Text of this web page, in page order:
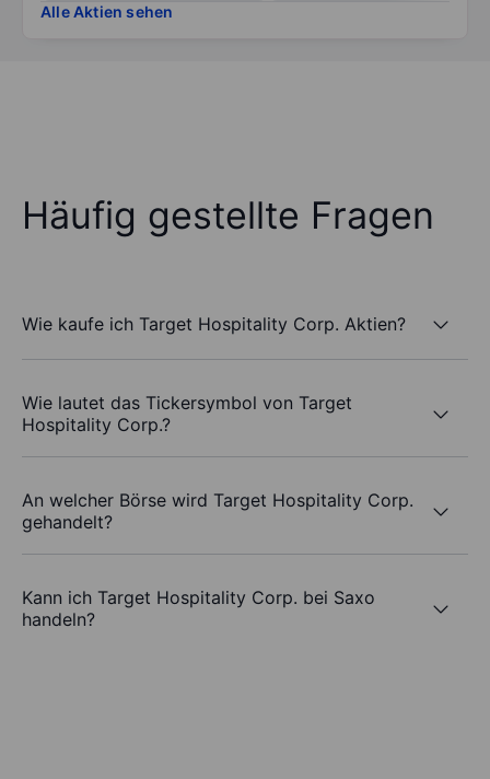
Alle Aktien sehen
Häufig gestellte Fragen
Wie kaufe ich Target Hospitality Corp. Aktien?
Wie lautet das Tickersymbol von Target
Hospitality Corp.?
An welcher Börse wird Target Hospitality Corp.
gehandelt?
Kann ich Target Hospitality Corp. bei Saxo
handeln?